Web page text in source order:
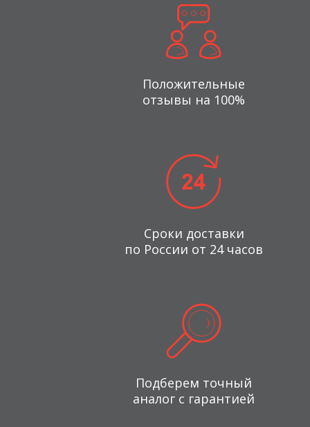
Положительные
отзывы на 100%
Сроки доставки
по России от 24 часов
Подберем точный
аналог с гарантией